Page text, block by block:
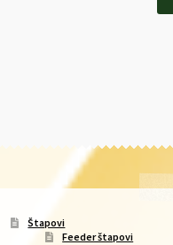
Štapovi
Feeder štapovi